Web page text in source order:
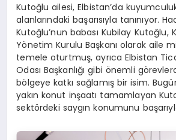
Kutoğlu ailesi, Elbistan’da
alanlarındaki başarısıyla tanınıyor.
Kutoğlu’nun babası Kubilay Kutoğlu,
Yönetim Kurulu Başkanı olarak aile
temele oturtmuş, ayrıca Elbistan
Odası Başkanlığı gibi önemli
bölgeye katkı sağlamış bir isim.
yakın konut inşaatı tamamlayan
sektördeki saygın konumunu